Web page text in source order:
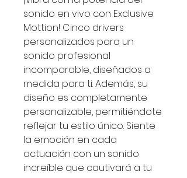
sonido en vivo con Exclusive
Mottion! Cinco drivers
personalizados para un
sonido profesional
incomparable, diseñados a
medida para ti. Además, su
diseño es completamente
personalizable, permitiéndote
reflejar tu estilo único. Siente
la emoción en cada
actuación con un sonido
increíble que cautivará a tu